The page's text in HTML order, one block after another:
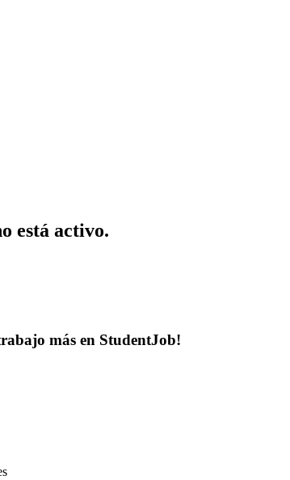
está activo.
más en StudentJob!